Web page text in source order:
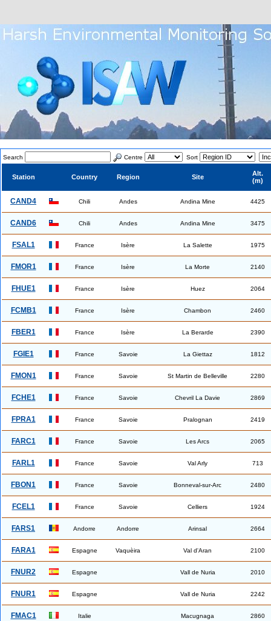
Search Centre Sort
Station Country Region Site
Alt.
(m)
CAND4 Chili Andes Andina Mine 4425
CAND6 Chili Andes Andina Mine 3475
FSAL1 France Isère La Salette 1975
FMOR1 France Isère La Morte 2140
FHUE1 France Isère Huez 2064
FCMB1 France Isère Chambon 2460
FBER1 France Isère La Berarde 2390
FGIE1 France Savoie La Giettaz 1812
FMON1 France Savoie St Martin de Belleville 2280
FCHE1 France Savoie Chevril La Davie 2869
FPRA1 France Savoie Pralognan 2419
FARC1 France Savoie Les Arcs 2065
FARL1 France Savoie Val Arly 713
FBON1 France Savoie Bonneval-sur-Arc 2480
FCEL1 France Savoie Celliers 1924
FARS1 Andorre Andorre Arinsal 2664
FARA1 Espagne Vaquèira Val d'Aran 2100
FNUR2 Espagne Vall de Nuria 2010
FNUR1 Espagne Vall de Nuria 2242
FMAC1 Italie Macugnaga 2860